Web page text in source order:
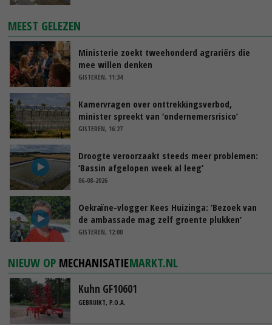
MEEST GELEZEN
Ministerie zoekt tweehonderd agrariërs die
mee willen denken
GISTEREN, 11:34
Kamervragen over onttrekkingsverbod,
minister spreekt van ‘ondernemersrisico’
GISTEREN, 16:27
Droogte veroorzaakt steeds meer problemen:
‘Bassin afgelopen week al leeg’
06-08-2026
Oekraïne-vlogger Kees Huizinga: ‘Bezoek van
de ambassade mag zelf groente plukken’
GISTEREN, 12:00
NIEUW OP MECHANISATIEMARKT.NL
Kuhn GF10601
GEBRUIKT, P.O.A.